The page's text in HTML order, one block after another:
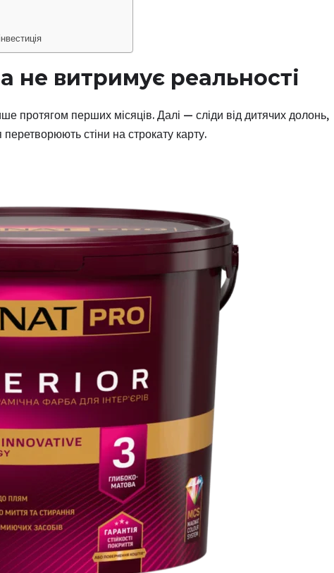
не витримує реальності
протягом перших місяців. Далі — сліди від дитячих долонь,
перетворюють стіни на строкату карту.